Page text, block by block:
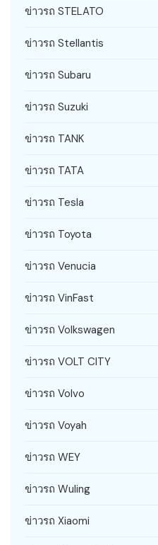
ข่าวรถ STELATO
ข่าวรถ Stellantis
ข่าวรถ Subaru
ข่าวรถ Suzuki
ข่าวรถ TANK
ข่าวรถ TATA
ข่าวรถ Tesla
ข่าวรถ Toyota
ข่าวรถ Venucia
ข่าวรถ VinFast
ข่าวรถ Volkswagen
ข่าวรถ VOLT CITY
ข่าวรถ Volvo
ข่าวรถ Voyah
ข่าวรถ WEY
ข่าวรถ Wuling
ข่าวรถ Xiaomi